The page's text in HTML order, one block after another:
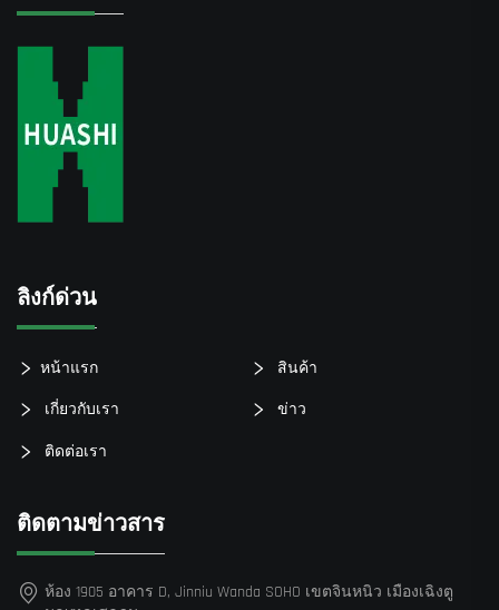
ลิงก์ด่วน
หน้าแรก สินค้า
เกี่ยวกับเรา ข่าว
ติดต่อเรา
ติดตามข่าวสาร
ห้อง 1905 อาคาร D, Jinniu Wanda SOHO เขตจินหนิว เมืองเฉิงตู